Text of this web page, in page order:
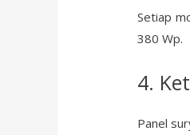
Setiap
380 Wp.
4.
Panel